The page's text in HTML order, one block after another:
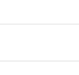
Ohrloch